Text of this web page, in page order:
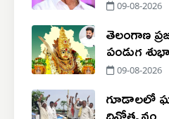
09-08-2026
తెలంగాణ
పండుగ
09-08-2026
గూడాలలో